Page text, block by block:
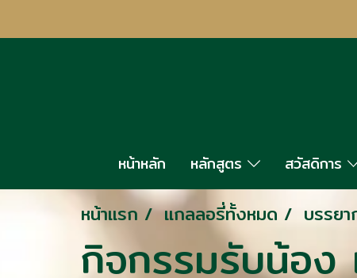
หน้าหลัก หลักสูตร สวัสดิการ
หน้าแรก แกลลอรี่ทั้งหมด บรรยา
กิจกรรมรับน้อง